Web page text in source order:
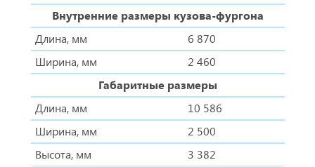
Внутренние размеры кузова-фургона
Длина, мм
6 870
Ширина, мм
2 460
Габаритные размеры
Длина, мм
10 586
Ширина, мм
2 500
Высота, мм
3 382